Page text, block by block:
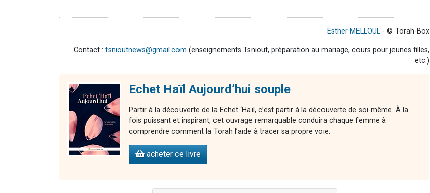
Esther MELLOUL - © Torah-Box
Contact : tsnioutnews@gmail.com (enseignements Tsniout, préparation au mariage, cours pour jeunes filles,
etc.)
Echet Haïl Aujourd’hui souple
Partir à la découverte de la Echet ‘Haïl, c’est partir à la découverte de soi-même. À la
fois puissant et inspirant, cet ouvrage remarquable conduira chaque femme à
comprendre comment la Torah l’aide à tracer sa propre voie.
acheter ce livre